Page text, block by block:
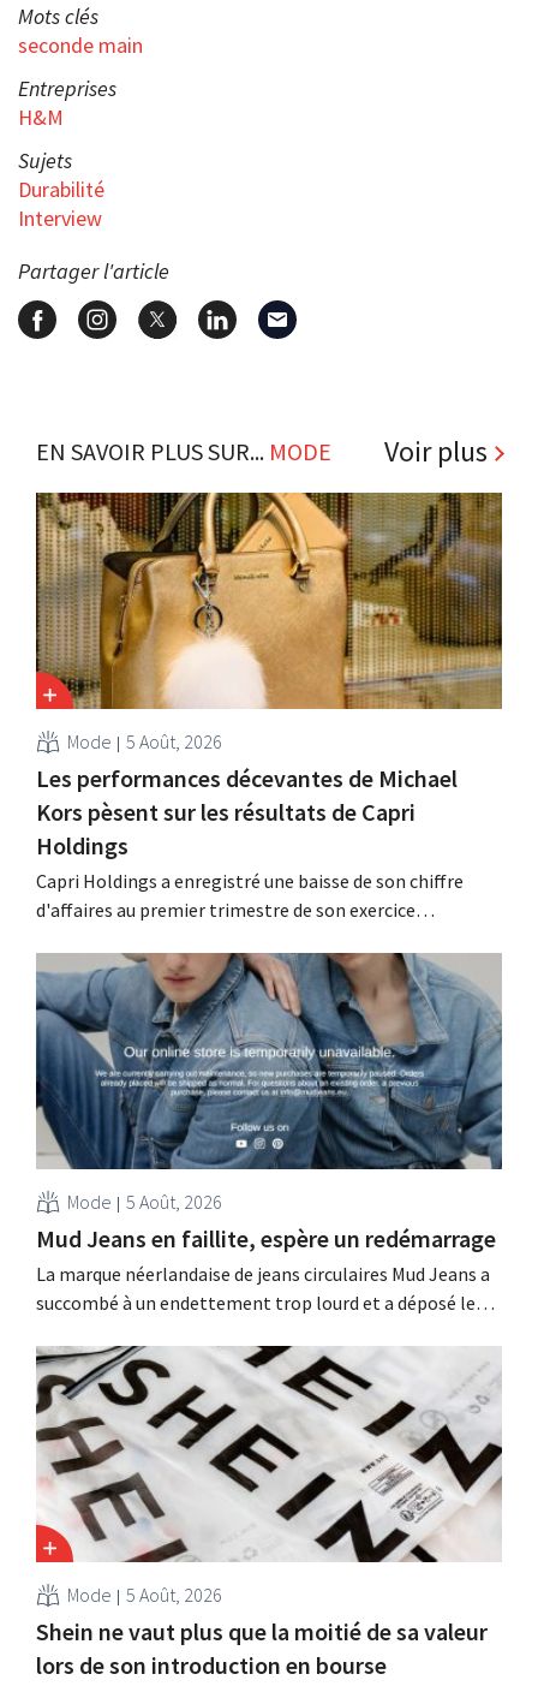
Mots clés
seconde main
Entreprises
H&M
Sujets
Durabilité
Interview
Partager l'article
EN SAVOIR PLUS SUR... MODE Voir plus
Mode 5 Août, 2026
Les performances décevantes de Michael
Kors pèsent sur les résultats de Capri
Holdings
Capri Holdings a enregistré une baisse de son chiffre
d'affaires au premier trimestre de son exercice
performances décevantes de Michael Kors, malgré les
bons résultats de Jimmy Choo.
Mode 5 Août, 2026
Mud Jeans en faillite, espère un redémarrage
La marque néerlandaise de jeans circulaires Mud Jeans a
succombé à un endettement trop lourd et a déposé le
l'histoire ne s'arrête pas là.
Mode 5 Août, 2026
Shein ne vaut plus que la moitié de sa valeur
lors de son introduction en bourse